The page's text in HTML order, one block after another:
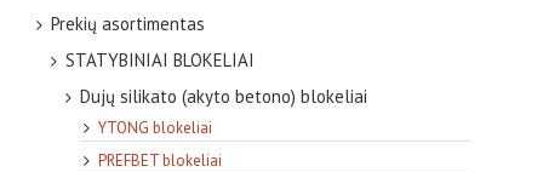
Prekių asortimentas
STATYBINIAI BLOKELIAI
Dujų silikato (akyto betono) blokeliai
YTONG blokeliai
PREFBET blokeliai